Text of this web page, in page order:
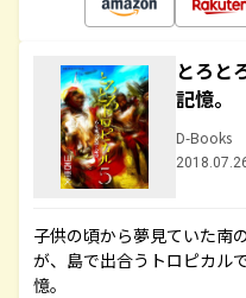
とろと
記憶
D-Books
子供の頃から夢見ていた南
が、島で出合うトロピカル
憶。